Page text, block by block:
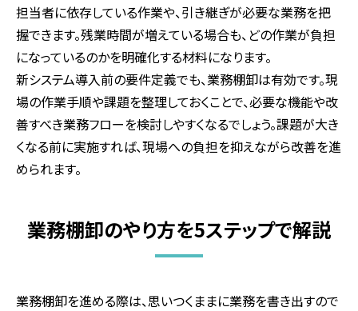
担当者に依存している作業や、引き継ぎが必要な業務を把
握できます。残業時間が増えている場合も、どの作業が負担
になっているのかを明確化する材料になります。
新システム導入前の要件定義でも、業務棚卸は有効です。現
場の作業手順や課題を整理しておくことで、必要な機能や改
善すべき業務フローを検討しやすくなるでしょう。課題が大き
くなる前に実施すれば、現場への負担を抑えながら改善を進
められます。
業務棚卸のやり方を5ステップで解説
業務棚卸を進める際は、思いつくままに業務を書き出すので